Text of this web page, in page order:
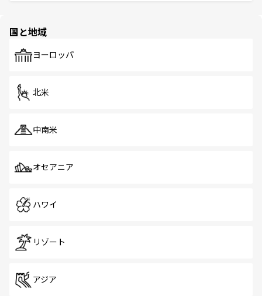
で、ホーカーズは地元の風情を楽しめる外せないスポット
国と地域
ヨーロッパ
北米
中南米
オセアニア
ハワイ
リゾート
アジア